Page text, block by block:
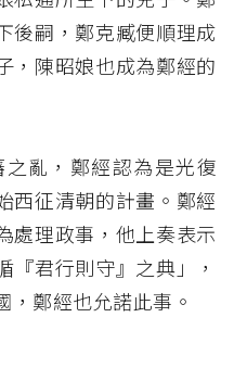
後嗣，鄭克臧便順理成
，陳昭娘也成為鄭經的
亂，鄭經認為是光復
西征清朝的計畫。鄭經
處理政事，他上奏表示
『君行則守』之典」，
，鄭經也允諾此事。